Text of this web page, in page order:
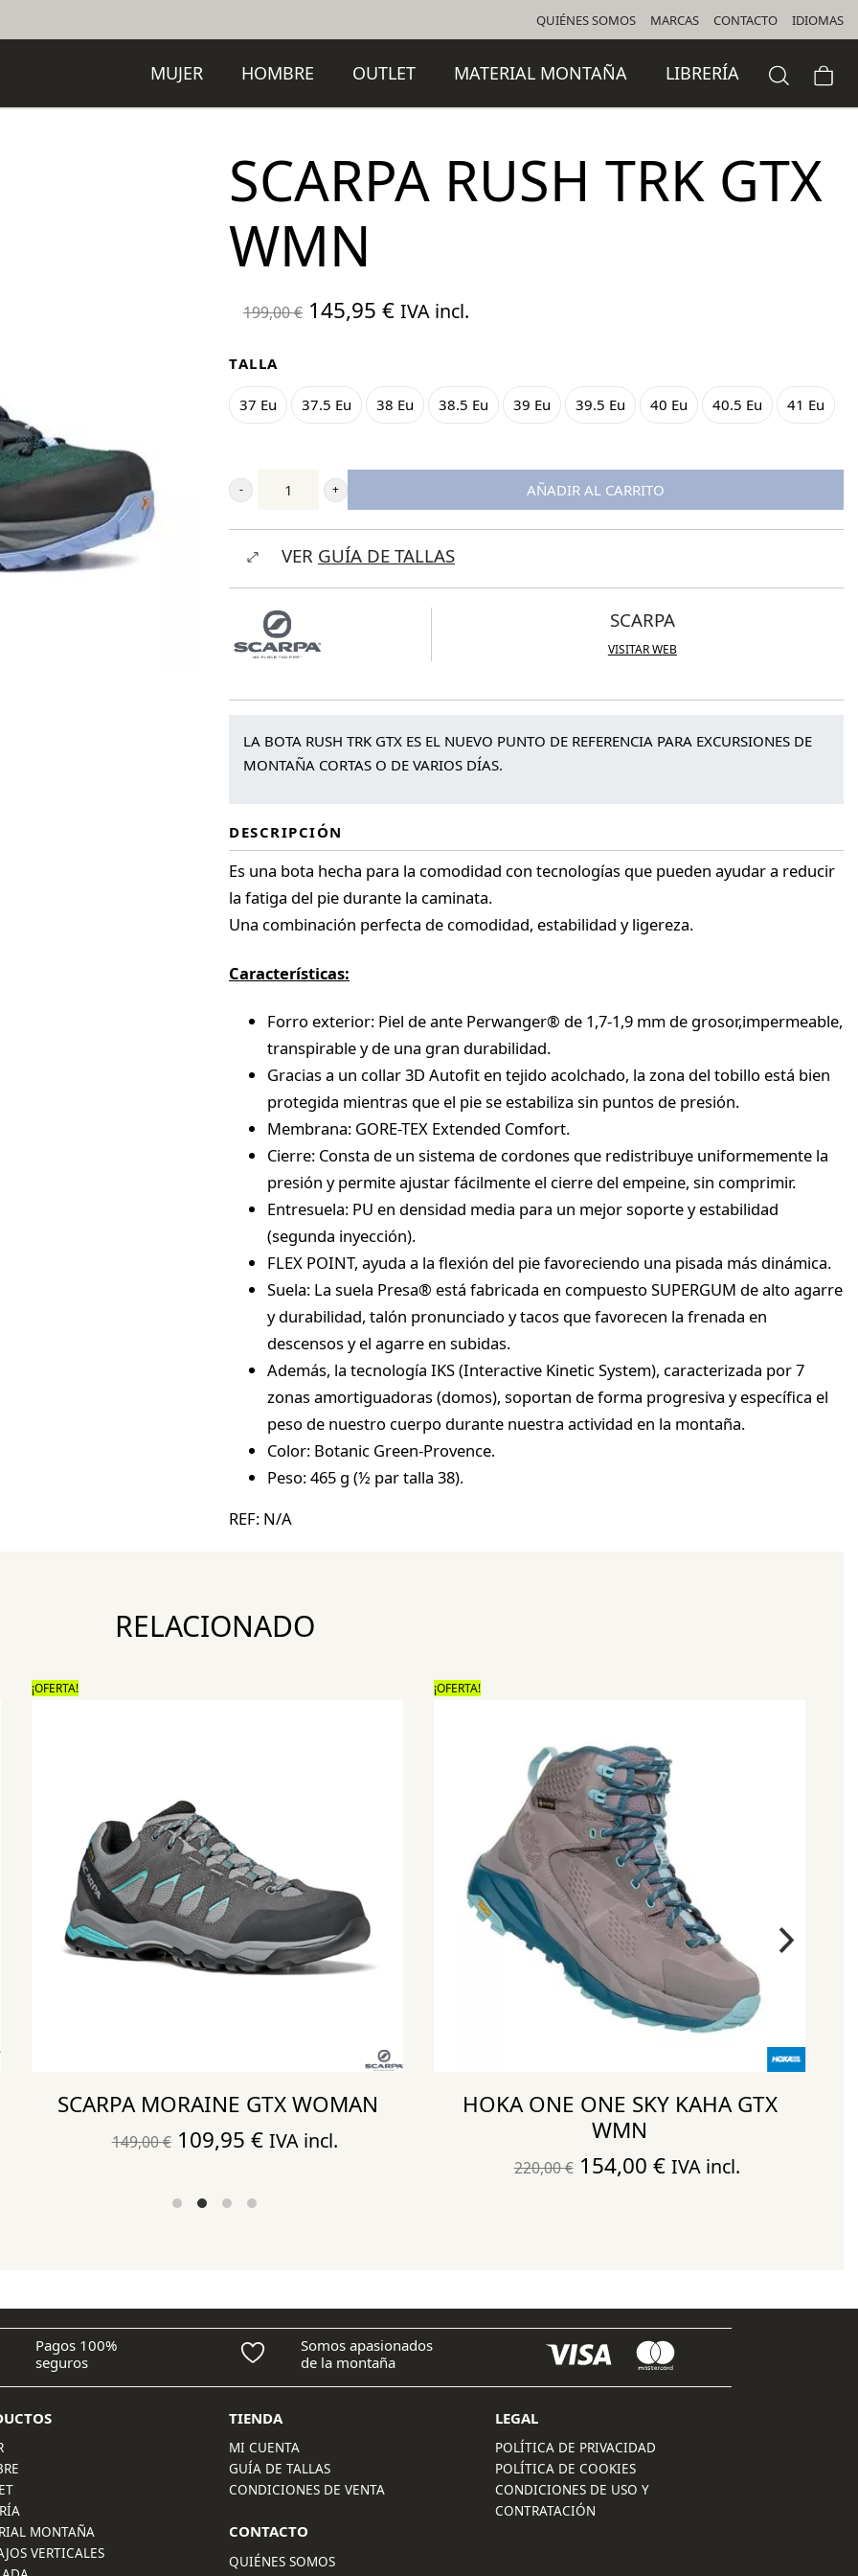
QUIÉNES SOMOS MARCAS CONTACTO IDIOMAS
MUJER HOMBRE OUTLET MATERIAL MONTAÑA LIBRERÍA
SCARPA RUSH TRK GTX
WMN
199,00€ El
era:
199,00 €.
145,95 €El
es:
145,95 €.
IVA incl.
TALLA
37 Eu 37.5 Eu 38 Eu 38.5 Eu 39 Eu 39.5 Eu 40 Eu 40.5 Eu 41 Eu
Scarpa
Rush
Trk
GTX
cantidad
AÑADIR AL CARRITO
VER GUÍA DE TALLAS
SCARPA
VISITAR WEB
LA BOTA RUSH TRK GTX ES EL NUEVO PUNTO DE REFERENCIA PARA EXCURSIONES DE
MONTAÑA CORTAS O DE VARIOS DÍAS.
DESCRIPCIÓN
Es una bota hecha para la comodidad con tecnologías que pueden ayudar a reducir
la fatiga del pie durante la caminata.
Una combinación perfecta de comodidad, estabilidad y ligereza.
Características:
Forro exterior: Piel de ante Perwanger® de 1,7-1,9 mm de grosor,impermeable,
transpirable y de una gran durabilidad.
Gracias a un collar 3D Autofit en tejido acolchado, la zona del tobillo está bien
protegida mientras que el pie se estabiliza sin puntos de presión.
Membrana: GORE-TEX Extended Comfort.
Cierre: Consta de un sistema de cordones que redistribuye uniformemente la
presión y permite ajustar fácilmente el cierre del empeine, sin comprimir.
Entresuela: PU en densidad media para un mejor soporte y estabilidad
(segunda inyección).
FLEX POINT, ayuda a la flexión del pie favoreciendo una pisada más dinámica.
Suela: La suela Presa® está fabricada en compuesto SUPERGUM de alto agarre
y durabilidad, talón pronunciado y tacos que favorecen la frenada en
descensos y el agarre en subidas.
Además, la tecnología IKS (Interactive Kinetic System), caracterizada por 7
zonas amortiguadoras (domos), soportan de forma progresiva y específica el
peso de nuestro cuerpo durante nuestra actividad en la montaña.
Color: Botanic Green-Provence.
Peso: 465 g (½ par talla 38).
REF: N/A
RELACIONADO
¡OFERTA!
SCARPA MORAINE GTX WOMAN
149,00€ El
original
109,95 €El
IVA incl.
¡OFERTA!
HOKA ONE ONE SKY KAHA GTX
WMN
220,00€ El
154,00 €El
IVA incl.
Pagos 100%
seguros
Somos apasionados
de la montaña
MONTAÑA
VERTICALES
TIENDA
MI CUENTA
GUÍA DE TALLAS
CONDICIONES DE VENTA
CONTACTO
QUIÉNES SOMOS
LEGAL
POLÍTICA DE PRIVACIDAD
POLÍTICA DE COOKIES
CONDICIONES DE USO Y
CONTRATACIÓN